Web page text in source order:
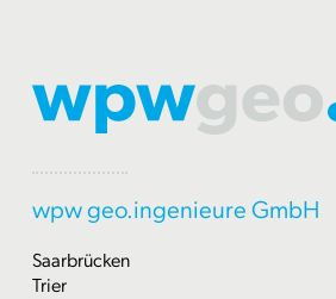
wpw geo.ingenieure GmbH
Saarbrücken
Trier